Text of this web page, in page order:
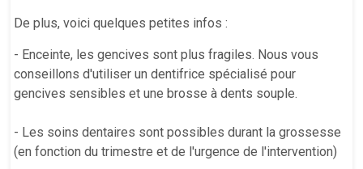
De plus, voici quelques petites infos :
- Enceinte, les gencives sont plus fragiles. Nous vous
conseillons d'utiliser un dentifrice spécialisé pour
gencives sensibles et une brosse à dents souple.
- Les soins dentaires sont possibles durant la grossesse
(en fonction du trimestre et de l'urgence de l'intervention)